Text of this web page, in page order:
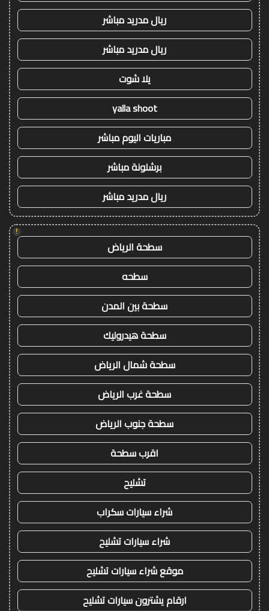
ريال مدريد مباشر
ريال مدريد مباشر
يلا شوت
yalla shoot
مباريات اليوم مباشر
برشلونة مباشر
ريال مدريد مباشر
!
سطحة الرياض
سطحه
سطحة بين المدن
سطحة هيدروليك
سطحة شمال الرياض
سطحة غرب الرياض
سطحة جنوب الرياض
اقرب سطحة
تشليح
شراء سيارات سكراب
شراء سيارات تشليح
موقع شراء سيارات تشليح
ارقام يشترون سيارات تشليح